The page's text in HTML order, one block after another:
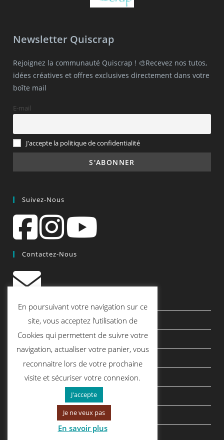
Newsletter Quiscrap
Rejoignez la communauté Quiscrap ! 🎨Recevez nos tutos,
idées créatives et offres exclusives directement dans votre
boîte mail
E-mail
J'accepte la politique de confidentialité
Suivez-Nous
Contactez-Nous
contact@quiscrap.fr
Les Fiches Techniques et les Tutos
Le Blog
Conditions générales de vente
Mentions légales
Politique de confidentialité
politique de cookies
En poursuivant votre navigation sur ce
site, vous acceptez l’utilisation de
Cookies qui permettent de suivre votre
navigation, actualiser votre panier, vous
reconnaitre lors de votre prochaine
visite et sécuriser votre connexion.
J'accepte
Je ne veux pas
En savoir plus